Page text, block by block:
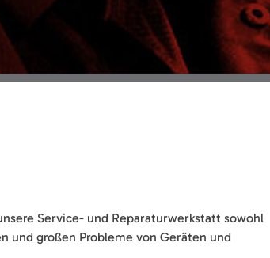
Service- und Reparaturwerkstatt sowohl
und großen Probleme von Geräten und